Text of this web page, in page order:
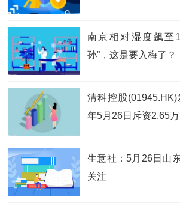
南京相对湿度飙至
孙”，这是要入梅了？
清科控股
年5月26日斥资2.65
生意社：5月26日山
关注